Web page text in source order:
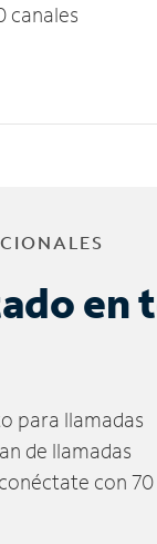
canales
en
para llamadas
de llamadas
con 70